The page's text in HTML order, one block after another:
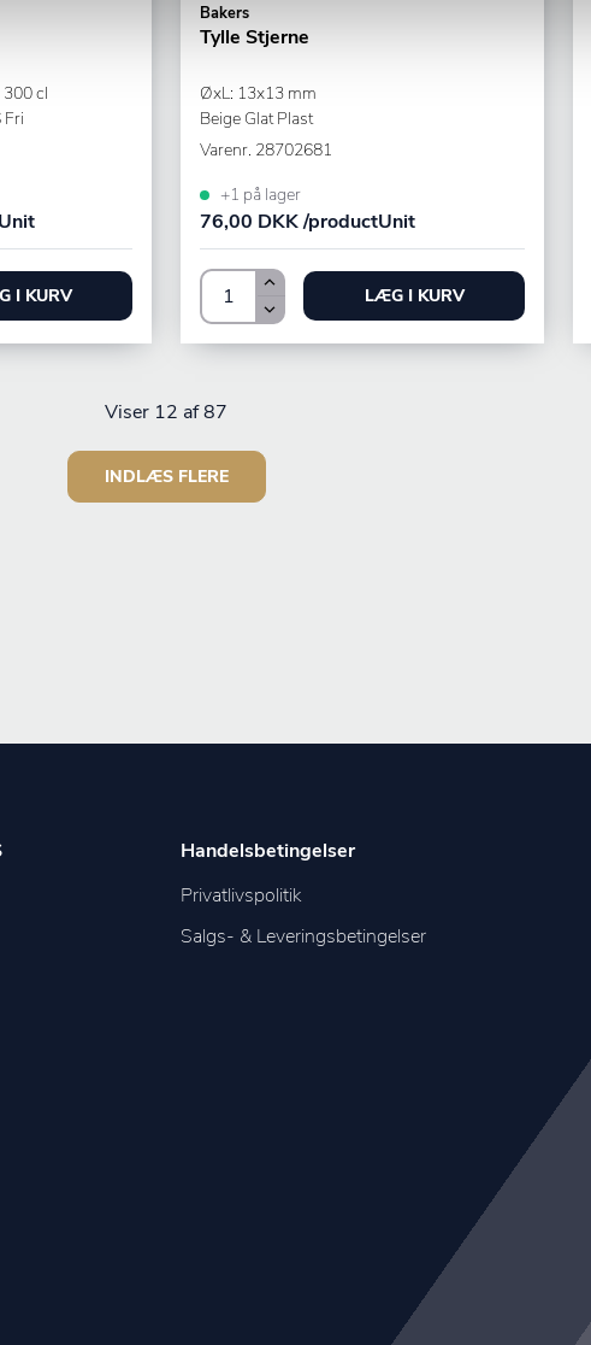
cl
I KURV
Bakers
Tylle Stjerne
ØxL: 13x13 mm
Beige Glat Plast
Varenr. 28702681
+1 på lager
76,00 DKK /productUnit
LÆG I KURV
Viser 12 af 87
INDLÆS FLERE
Handelsbetingelser
Privatlivspolitik
Salgs- & Leveringsbetingelser